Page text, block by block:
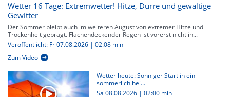
Wetter 16 Tage: Extremwetter! Hitze, Dürre und gewaltige
Gewitter
Der Sommer bleibt auch im weiteren August von extremer Hitze und
Trockenheit geprägt. Flächendeckender Regen ist vorerst nicht in...
Veröffentlicht: Fr 07.08.2026 | 02:08 min
Zum Video
Wetter heute: Sonniger Start in ein
sommerlich hei...
Sa 08.08.2026 | 02:00 min